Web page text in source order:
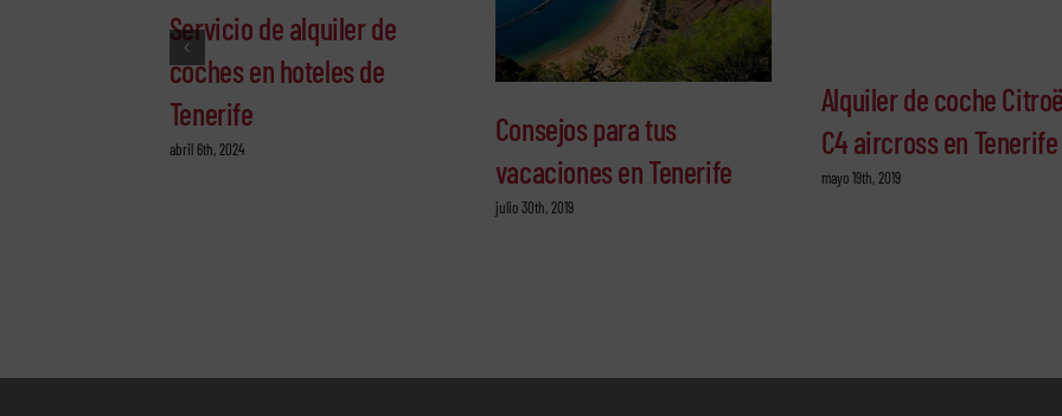
Servicio de alquiler de
coches en hoteles de
Tenerife
abril 6th, 2024
Consejos para tus
vacaciones en Tenerife
julio 30th, 2019
Alquiler de coche
C4 aircross en Tenerife
mayo 19th, 2019